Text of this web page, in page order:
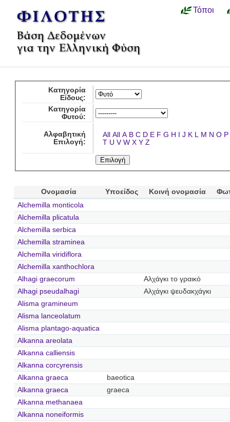
Τόποι
Κατηγορία
Είδους:
Κατηγορία
Φυτού:
Αλφαβητική
Επιλογή:
All All A B C D E F G H I J K L M N O P
T U V W X Y Z
Ονομασία Υποείδος Κοινή ονομασία
Alchemilla monticola
Alchemilla plicatula
Alchemilla serbica
Alchemilla straminea
Alchemilla viridiflora
Alchemilla xanthochlora
Alhagi graecorum
Αλχάγκι το γραικό
Alhagi pseudalhagi
Αλχάγκι ψευδακχάγκι
Alisma gramineum
Alisma lanceolatum
Alisma plantago-aquatica
Alkanna areolata
Alkanna calliensis
Alkanna corcyrensis
Alkanna graeca
baeotica
Alkanna graeca
graeca
Alkanna methanaea
Alkanna noneiformis